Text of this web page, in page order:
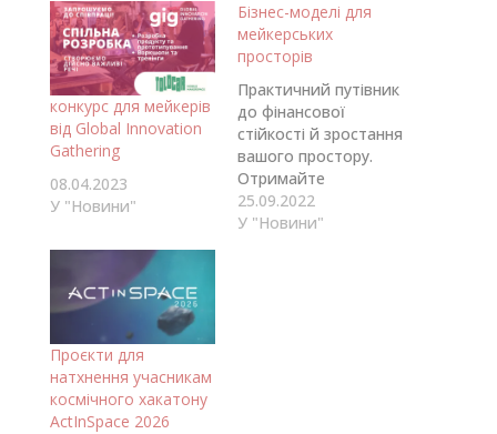
конкурс для мейкерів
від Global Innovation
Gathering
08.04.2023
У "Новини"
Бізнес-моделі для
мейкерських
просторів
Практичний путівник
до фінансової
стійкості й зростання
вашого простору.
Отримайте
безкоштовний
відкритий каталог
25.09.2022
У "Новини"
Проєкти для
натхнення учасникам
космічного хакатону
ActInSpace 2026